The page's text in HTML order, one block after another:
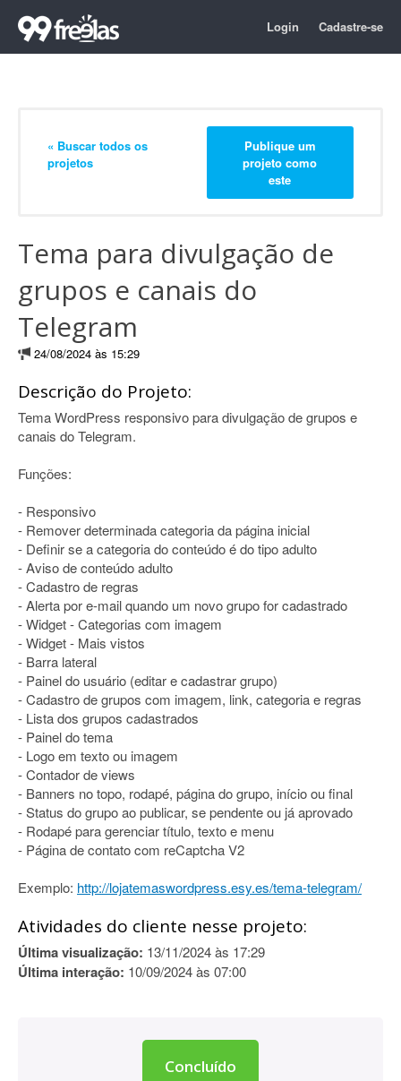
Login Cadastre-se
« Buscar todos os
projetos
Publique um
projeto como
este
Tema para divulgação de
grupos e canais do
Telegram
24/08/2024 às 15:29
Descrição do Projeto:
Tema WordPress responsivo para divulgação de grupos e
canais do Telegram.
Funções:
- Responsivo
- Remover determinada categoria da página inicial
- Definir se a categoria do conteúdo é do tipo adulto
- Aviso de conteúdo adulto
- Cadastro de regras
- Alerta por e-mail quando um novo grupo for cadastrado
- Widget - Categorias com imagem
- Widget - Mais vistos
- Barra lateral
- Painel do usuário (editar e cadastrar grupo)
- Cadastro de grupos com imagem, link, categoria e regras
- Lista dos grupos cadastrados
- Painel do tema
- Logo em texto ou imagem
- Contador de views
- Banners no topo, rodapé, página do grupo, início ou final
- Status do grupo ao publicar, se pendente ou já aprovado
- Rodapé para gerenciar título, texto e menu
- Página de contato com reCaptcha V2
Exemplo: http://lojatemaswordpress.esy.es/tema-telegram/
Atividades do cliente nesse projeto:
Última visualização: 13/11/2024 às 17:29
Última interação: 10/09/2024 às 07:00
Concluído